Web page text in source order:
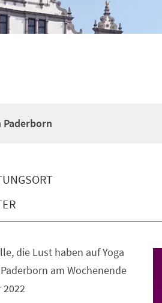
Paderborn
die Lust haben auf Yoga
am Wochenende
2022